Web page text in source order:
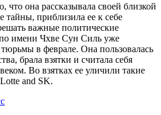
что она рассказывала своей близкой
тайны, приблизила ее к себе
важные политические
имени Чхве Сун Силь уже
в феврале. Она пользовалась
брала взятки и считала себя
Во взятках ее уличили такие
and SK.